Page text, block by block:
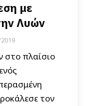
με
Λυών
στο πλαίσιο
τον